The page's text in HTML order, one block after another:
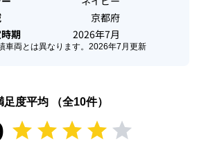
京都府
期
2026年7月
両とは異なります。 2026年7月 更新
足度平均 （全10件）